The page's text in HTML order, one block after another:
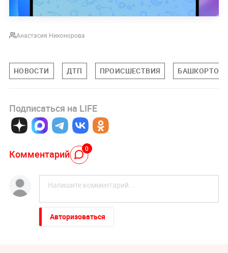
Анастасия Никонорова
НОВОСТИ ДТП ПРОИСШЕСТВИЯ
Подписаться на LIFE
Комментарий 0
Авторизоваться